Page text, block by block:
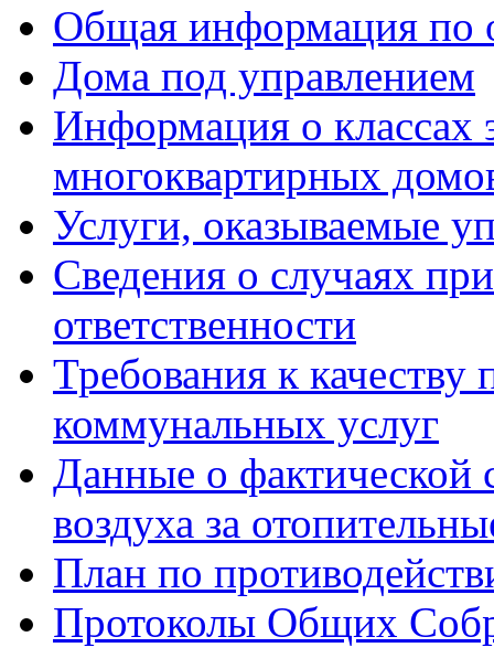
Общая информация по
Дома под управлением
Информация о классах
многоквартирных
Услуги, оказываемые
Сведения о случаях
ответственности
Требования к качеству
коммунальных услуг
Данные о фактической
воздуха за
План по
Протоколы Общих